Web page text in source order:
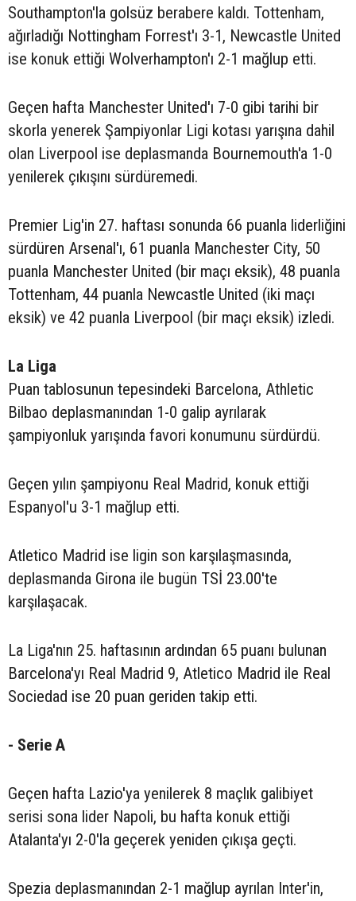
Southampton'la golsüz berabere kaldı. Tottenham,
ağırladığı Nottingham Forrest'ı 3-1, Newcastle United
ise konuk ettiği Wolverhampton'ı 2-1 mağlup etti.
Geçen hafta Manchester United'ı 7-0 gibi tarihi bir
skorla yenerek Şampiyonlar Ligi kotası yarışına dahil
olan Liverpool ise deplasmanda Bournemouth'a 1-0
yenilerek çıkışını sürdüremedi.
Premier Lig'in 27. haftası sonunda 66 puanla liderliğini
sürdüren Arsenal'ı, 61 puanla Manchester City, 50
puanla Manchester United (bir maçı eksik), 48 puanla
Tottenham, 44 puanla Newcastle United (iki maçı
eksik) ve 42 puanla Liverpool (bir maçı eksik) izledi.
La Liga
Puan tablosunun tepesindeki Barcelona, Athletic
Bilbao deplasmanından 1-0 galip ayrılarak
şampiyonluk yarışında favori konumunu sürdürdü.
Geçen yılın şampiyonu Real Madrid, konuk ettiği
Espanyol'u 3-1 mağlup etti.
Atletico Madrid ise ligin son karşılaşmasında,
deplasmanda Girona ile bugün TSİ 23.00'te
karşılaşacak.
La Liga'nın 25. haftasının ardından 65 puanı bulunan
Barcelona'yı Real Madrid 9, Atletico Madrid ile Real
Sociedad ise 20 puan geriden takip etti.
- Serie A
Geçen hafta Lazio'ya yenilerek 8 maçlık galibiyet
serisi sona lider Napoli, bu hafta konuk ettiği
Atalanta'yı 2-0'la geçerek yeniden çıkışa geçti.
Spezia deplasmanından 2-1 mağlup ayrılan Inter'in,